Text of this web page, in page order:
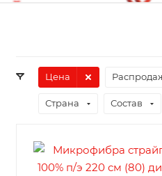
Цена
Страна Состав